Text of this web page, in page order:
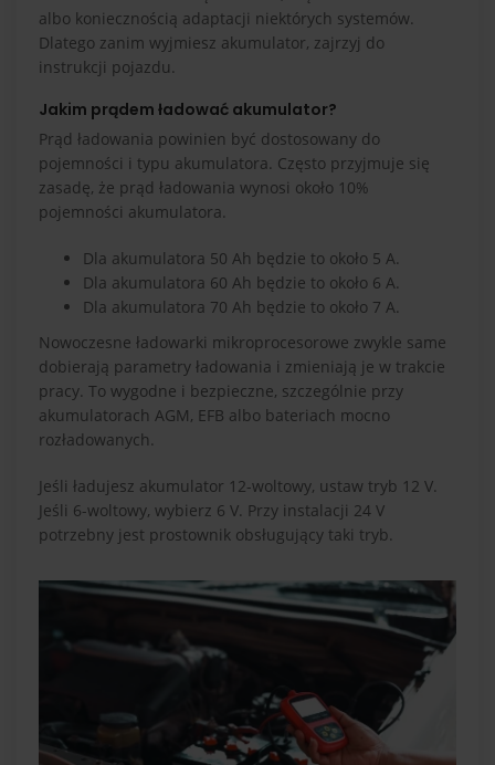
albo koniecznością adaptacji niektórych systemów.
Dlatego zanim wyjmiesz akumulator, zajrzyj do
instrukcji pojazdu.
Jakim prądem ładować akumulator?
Prąd ładowania powinien być dostosowany do
pojemności i typu akumulatora. Często przyjmuje się
zasadę, że prąd ładowania wynosi około 10%
pojemności akumulatora.
Dla akumulatora 50 Ah będzie to około 5 A.
Dla akumulatora 60 Ah będzie to około 6 A.
Dla akumulatora 70 Ah będzie to około 7 A.
Nowoczesne ładowarki mikroprocesorowe zwykle same
dobierają parametry ładowania i zmieniają je w trakcie
pracy. To wygodne i bezpieczne, szczególnie przy
akumulatorach AGM, EFB albo bateriach mocno
rozładowanych.
Jeśli ładujesz akumulator 12-woltowy, ustaw tryb 12 V.
Jeśli 6-woltowy, wybierz 6 V. Przy instalacji 24 V
potrzebny jest prostownik obsługujący taki tryb.